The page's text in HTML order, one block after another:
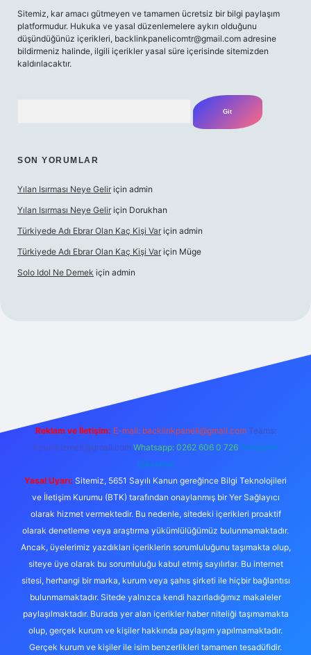
Sitemiz, kar amacı gütmeyen ve tamamen ücretsiz bir bilgi paylaşım
platformudur. Hukuka ve yasal düzenlemelere aykırı olduğunu
düşündüğünüz içerikleri, backlinkpanelicomtr@gmail.com adresine
bildirmeniz halinde, ilgili içerikler yasal süre içerisinde sitemizden
kaldırılacaktır.
SON YORUMLAR
Yılan Isırması Neye Gelir için admin
Yılan Isırması Neye Gelir için Dorukhan
Türkiyede Adı Ebrar Olan Kaç Kişi Var için admin
Türkiyede Adı Ebrar Olan Kaç Kişi Var için Müge
Solo Idol Ne Demek için admin
Reklam ve İletişim: E-mail: backlinkpaneli@gmail.com Teams:
forumhizmeti@gmail.com Whatsapp: 0262 606 0 726 Telegram:
@karabul
Yasal Uyarı: Sitemiz, 5651 Sayılı Kanun gereğince Bilgi Teknolojileri
ve İletişim Kurumu (BTK) tarafından onaylanmış bir Yer Sağlayıcı
olarak hizmet vermektedir. Bu nedenle, sitedeki içerikleri proaktif
olarak denetleme veya araştırma yükümlülüğümüz bulunmamaktadır.
Ancak, üyelerimiz yazdıkları içeriklerin sorumluluğunu taşımakta olup,
siteye üye olarak bu sorumluluğu kabul etmiş sayılırlar. Bu internet
sitesi, herhangi bir marka, kurum veya şahıs şirketi ile hiçbir bağlantısı
bulunmamaktadır. Sitede yalnızca kendi hazırladığımız makaleler
paylaşılmaktadır. Burada yer alan içerikler haber niteliği taşımamakta
olup, gerçek kurum ve kişiler hakkında paylaşım yapılmamaktadır.
Gerçek kurum ve kişiler ile isim benzerlikleri tamamen tesadüfidir.